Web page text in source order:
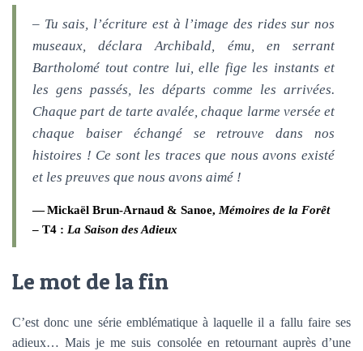
– Tu sais, l’écriture est à l’image des rides sur nos
museaux, déclara Archibald, ému, en serrant
Bartholomé tout contre lui, elle fige les instants et
les gens passés, les départs comme les arrivées.
Chaque part de tarte avalée, chaque larme versée et
chaque baiser échangé se retrouve dans nos
histoires ! Ce sont les traces que nous avons existé
et les preuves que nous avons aimé !
Mickaël Brun-Arnaud & Sanoe, Mémoires de la Forêt
– T4 : La Saison des Adieux
Le mot de la fin
C’est donc une série emblématique à laquelle il a fallu faire ses
adieux… Mais je me suis consolée en retournant auprès d’une